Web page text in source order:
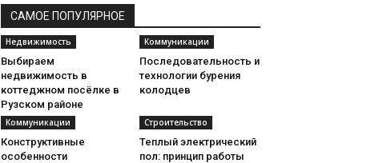
САМОЕ ПОПУЛЯРНОЕ
Недвижимость
Выбираем
недвижимость в
коттеджном посёлке в
Рузском районе
Коммуникации
Последовательность и
технологии бурения
колодцев
Коммуникации
Конструктивные
особенности
Строительство
Теплый электрический
пол: принцип работы